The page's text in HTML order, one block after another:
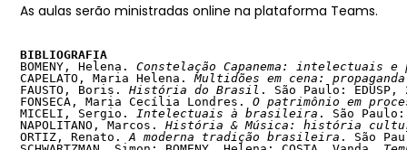
As aulas serão ministradas online na plataforma Teams.
BIBLIOGRAFIA
BOMENY, Helena. Constelação Capanema: intelectuais
CAPELATO, Maria Helena. Multidões em cena:
FAUSTO, Boris. História do Brasil . São Paulo: EDUSP,
FONSECA, Maria Cecília Londres. O patrimônio em
MICELI, Sergio. Intelectuais à brasileira . São
NAPOLITANO, Marcos. História & Música: história
ORTIZ, Renato. A moderna tradição brasileira . São